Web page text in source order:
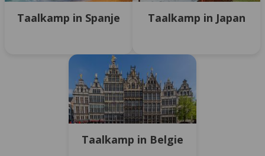
Taalkamp in Spanje Taalkamp in Japan
Taalkamp in Belgie